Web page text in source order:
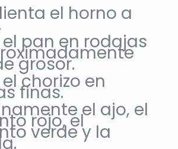
el horno a
pan en rodajas
grosor.
chorizo en
finas.
el ajo, el
rojo, el
verde y la